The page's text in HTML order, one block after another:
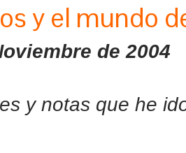
y el mundo
de 2004
y notas que he